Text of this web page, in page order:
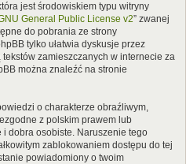
jest środowiskiem typu witryny
General Public License v2” zwanej
do pobrania ze strony
tylko ułatwia dyskusje przez
zamieszczanych w internecie za
można znaleźć na stronie
o charakterze obraźliwym,
z polskim prawem lub
dobra osobiste. Naruszenie tego
zablokowaniem dostępu do tej
powiadomiony o twoim